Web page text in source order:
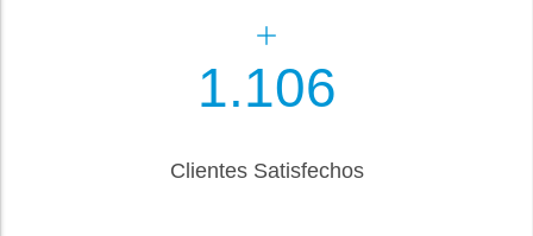
1.300
Clientes Satisfechos